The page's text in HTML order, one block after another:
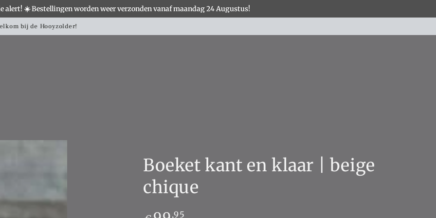
alert! ☀️ Bestellingen worden weer verzonden vanaf maandag 24 Augustus!
Landelijke woondecoratie shop je hier!
WOONACCESSOIRES VERLICHTING MEUBELS COLLECTIES
Boeket kant en klaar | beige
chique
Normale ,95